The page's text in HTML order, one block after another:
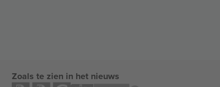
Zoals te zien in het nieuws